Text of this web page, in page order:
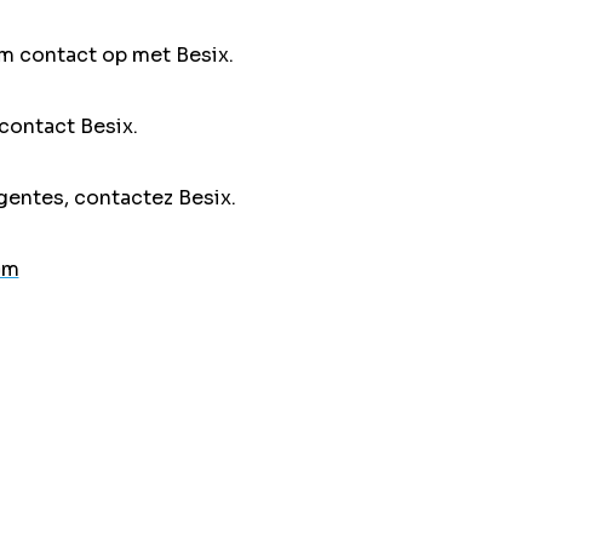
contact op met Besix.
Besix.
contactez Besix.